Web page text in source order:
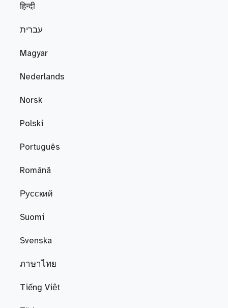
हिन्दी
עברית
Magyar
Nederlands
Norsk
Polski
Português
Română
Русский
Suomi
Svenska
ภาษาไทย
Tiếng Việt